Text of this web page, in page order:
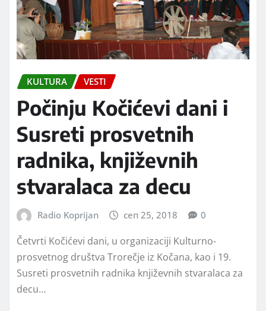
KULTURA VESTI
Počinju Kočićevi dani i
Susreti prosvetnih
radnika, književnih
stvaralaca za decu
Radio Koprijan сеп 25, 2018 0
Četvrti Kočićevi dani, u organizaciji Kulturno-
prosvetnog društva Trorečje iz Kočana, kao i 19.
Susreti prosvetnih radnika književnih stvaralaca za
decu…